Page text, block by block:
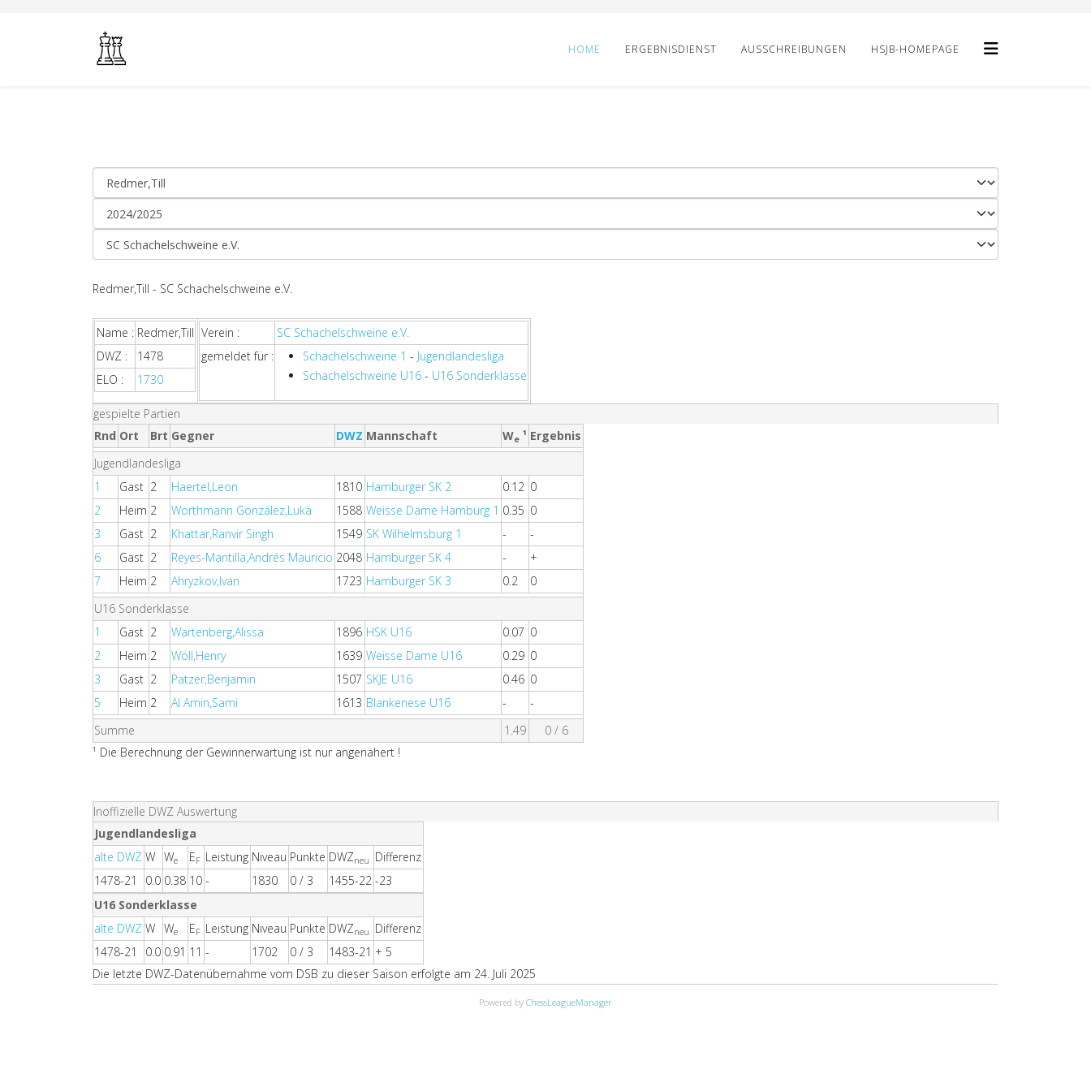
HOME ERGEBNISDIENST AUSSCHREIBUNGEN HSJB-HOMEPAGE
Redmer,Till - SC Schachelschweine e.V.
Name : Redmer,Till
DWZ :
1478
ELO :
1730
Verein :
SC Schachelschweine e.V.
gemeldet für :
Schachelschweine 1 - Jugendlandesliga
Schachelschweine U16- U16 Sonderklasse
gespielte Partien
Rnd Ort Brt Gegner DWZ Mannschaft We ¹ Ergebnis
Jugendlandesliga
1
Gast 2 Haertel,Leon 1810 Hamburger SK 2 0.12 0
2
Heim 2 Worthmann González,Luka 1588 Weisse Dame Hamburg 1 0.35 0
3
Gast 2 Khattar,Ranvir Singh 1549 SK Wilhelmsburg 1 -
-
6
Gast 2 Reyes-Mantilla,Andrés Mauricio 2048 Hamburger SK 4 -
+
7
Heim 2 Ahryzkov,Ivan 1723 Hamburger SK 3 0.2
0
U16 Sonderklasse
1
Gast 2 Wartenberg,Alissa 1896 HSK U16 0.07 0
2
Heim 2 Wöll,Henry 1639 Weisse Dame U16 0.29 0
3
Gast 2 Patzer,Benjamin 1507 SKJE U16 0.46 0
5
Heim 2 Al Amin,Sami 1613 Blankenese U16 -
-
Summe
1.49
0 / 6
¹ Die Berechnung der Gewinnerwartung ist nur angenähert !
Inoffizielle DWZ Auswertung
Jugendlandesliga
alte DWZ W We EF Leistung Niveau Punkte DWZneu
Differenz
1478-21
0.0 0.38 10 - 1830 0 / 3 1455-22 -23
U16 Sonderklasse
alte DWZ W We EF Leistung Niveau Punkte DWZneu
Differenz
1478-21
0.0 0.91 11 - 1702 0 / 3 1483-21 + 5
Die letzte DWZ-Datenübernahme vom DSB zu dieser Saison erfolgte am 24. Juli 2025
Powered by ChessLeagueManager